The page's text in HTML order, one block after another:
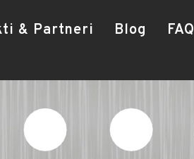
& Partneri Blog FAQ